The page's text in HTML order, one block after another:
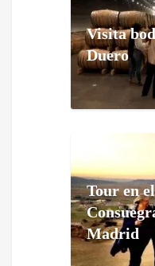
Visita
Duero
Tour en
Madrid